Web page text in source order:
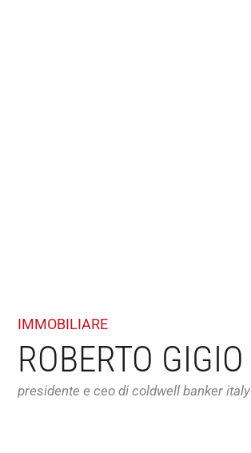
IMMOBILIARE
ROBERTO GIGIO
presidente e ceo di coldwell banker italy